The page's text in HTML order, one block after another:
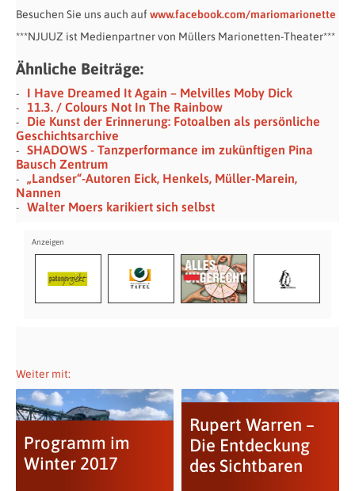
Besuchen Sie uns auch auf www.facebook.com/mariomarionette
***NJUUZ ist Medienpartner von Müllers Marionetten-Theater***
Ähnliche Beiträge:
I Have Dreamed It Again – Melvilles Moby Dick
11.3. / Colours Not In The Rainbow
Die Kunst der Erinnerung: Fotoalben als persönliche
Geschichtsarchive
SHADOWS - Tanzperformance im zukünftigen Pina
Bausch Zentrum
„Landser“-Autoren Eick, Henkels, Müller-Marein,
Nannen
Walter Moers karikiert sich selbst
Weiter mit:
Programm im
Winter 2017
Rupert Warren –
Die Entdeckung
des Sichtbaren